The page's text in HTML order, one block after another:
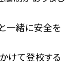
一緒に安全を
けて登校する